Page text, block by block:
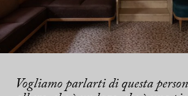
Vogliamo parlarti di questa